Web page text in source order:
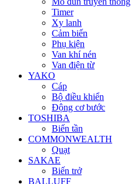
Timer
Xy lanh
Cảm biến
Phụ kiện
Van khí nén
Van điện từ
YAKO
Cáp
Bộ điều khiển
Động cơ bước
TOSHIBA
Biến tần
COMMONWEALTH
Quạt
SAKAE
Biến trở
BALLUFF